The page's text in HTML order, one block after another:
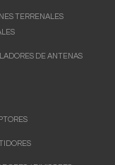
TERRENALES
DE ANTENAS